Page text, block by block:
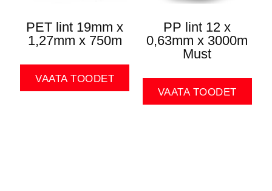
PET lint 19mm x
1,27mm x 750m
VAATA TOODET
PP lint 12 x
0,63mm x 3000m
Must
VAATA TOODET